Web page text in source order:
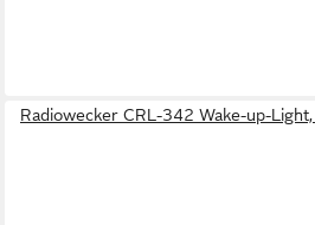
Radiowecker CRL-342 Wake-up-